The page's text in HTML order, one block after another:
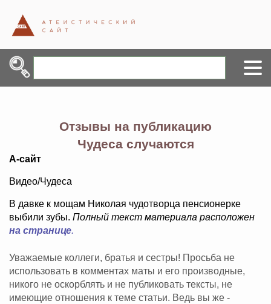
Отзывы на публикацию
Чудеса случаются
А-сайт
Видео/Чудеса
В давке к мощам Николая чудотворца пенсионерке
выбили зубы. Полный текст материала расположен
на странице.
Уважаемые коллеги, братья и сестры! Просьба не
использовать в комментах маты и его производные,
никого не оскорблять и не публиковать тексты, не
имеющие отношения к теме статьи. Ведь вы же -